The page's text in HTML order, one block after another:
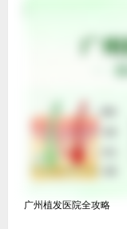
广州植发医院全攻略